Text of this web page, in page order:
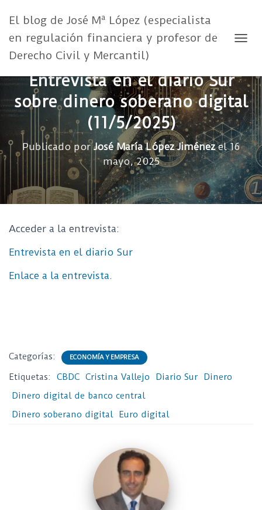
El blog de José Mª López (especialista
en regulación financiera y profesor de
Derecho Civil y Mercantil)
Entrevista en el diario Sur
sobre dinero soberano digital
(11/5/2025)
Publicado porJosé María López Jiménezel16
mayo, 2025
Acceder a la entrevista:
Entrevista en el diario Sur
Enlace a la entrevista.
Categorías: ECONOMÍA Y EMPRESA
Etiquetas: CBDC Cristina Vallejo Diario Sur
Dinero
Dinero digital de banco central
Dinero soberano digital
Euro digital